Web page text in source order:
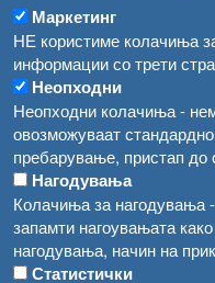
Маркетинг
НЕ користиме колачиња
информации со трети
Неопходни
Неопходни колачиња -
овозможуваат
пребарување, пристап до
Нагодувања
Колачиња за нагодувања
запамти нагоувањата
нагодувања, начин на
Статистички
Во Гостивар спроведени 70 вонредни контроли
Забраната за водата во Гостивар останува на сила, операторите да користат само технички безбедна вода
Огласи